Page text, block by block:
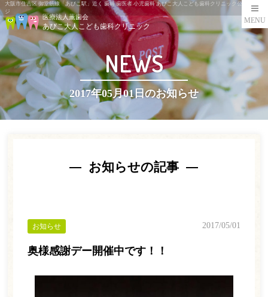
大阪市住吉区 御堂筋線「あびこ駅」近く 歯科 歯医者 小児歯科 あびこ大人こども歯科クリニック公式ペー
ジ
医療法人薫歯会
あびこ大人こども歯科クリニック
MENU
NEWS
2017年05月01日のお知らせ
お知らせの記事
奥様感謝デー開催中です！！
お知らせ 2017/05/01